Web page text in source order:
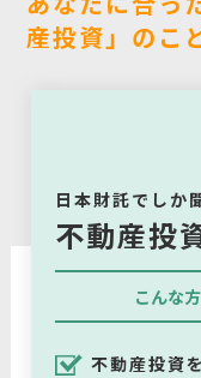
産投資」のこ
日本財託でしか
不動産投
こんな
不動産投資